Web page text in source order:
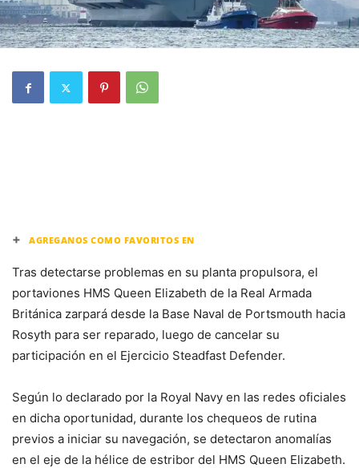
+ AGREGANOS COMO FAVORITOS EN
Tras detectarse problemas en su planta propulsora, el
portaviones HMS Queen Elizabeth de la Real Armada
Británica zarpará desde la Base Naval de Portsmouth hacia
Rosyth para ser reparado, luego de cancelar su
participación en el Ejercicio Steadfast Defender.
Según lo declarado por la Royal Navy en las redes oficiales
en dicha oportunidad, durante los chequeos de rutina
previos a iniciar su navegación, se detectaron anomalías
en el eje de la hélice de estribor del HMS Queen Elizabeth.